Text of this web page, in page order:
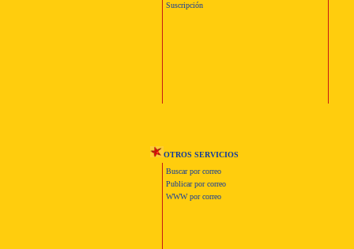
Suscripción
OTROS SERVICIOS
Buscar por correo
Publicar por correo
WWW por correo